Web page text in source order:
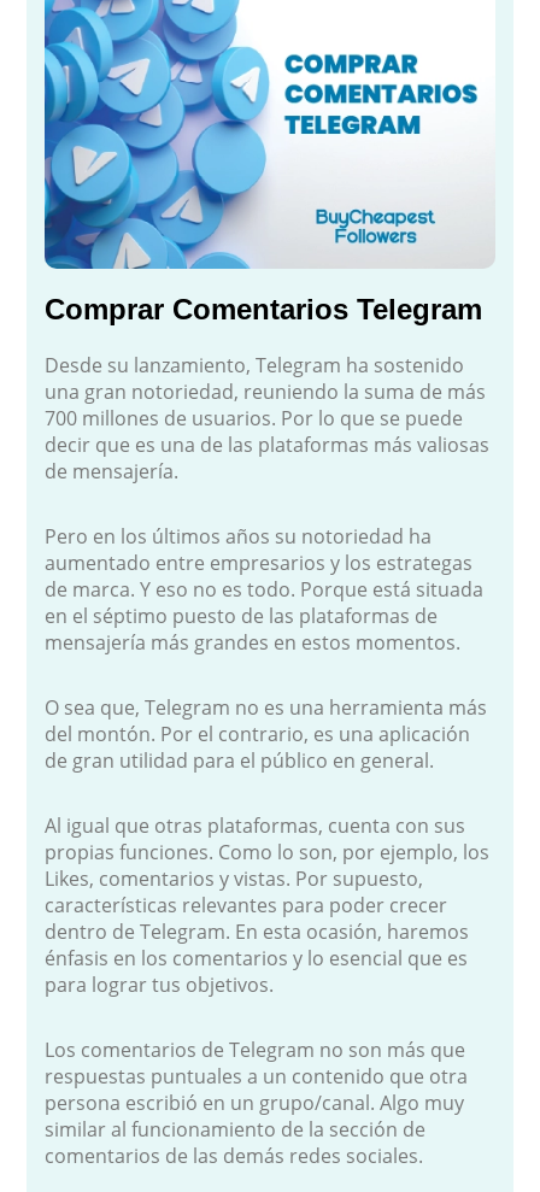
Comprar Comentarios Telegram
Desde su lanzamiento, Telegram ha sostenido
una gran notoriedad, reuniendo la suma de más
700 millones de usuarios. Por lo que se puede
decir que es una de las plataformas más valiosas
de mensajería.
Pero en los últimos años su notoriedad ha
aumentado entre empresarios y los estrategas
de marca. Y eso no es todo. Porque está situada
en el séptimo puesto de las plataformas de
mensajería más grandes en estos momentos.
O sea que, Telegram no es una herramienta más
del montón. Por el contrario, es una aplicación
de gran utilidad para el público en general.
Al igual que otras plataformas, cuenta con sus
propias funciones. Como lo son, por ejemplo, los
Likes, comentarios y vistas. Por supuesto,
características relevantes para poder crecer
dentro de Telegram. En esta ocasión, haremos
énfasis en los comentarios y lo esencial que es
para lograr tus objetivos.
Los comentarios de Telegram no son más que
respuestas puntuales a un contenido que otra
persona escribió en un grupo/canal. Algo muy
similar al funcionamiento de la sección de
comentarios de las demás redes sociales.